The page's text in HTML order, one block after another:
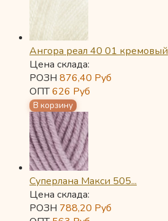
Ангора реал 40 01 кремовый
Цена склада:
РОЗН 876,40 Руб
ОПТ626 Руб
Суперлана Макси 505...
Цена склада:
РОЗН 788,20 Руб